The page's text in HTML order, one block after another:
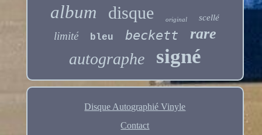
album disque original scellé
limité bleu beckett rare
autographe signé
Disque Autographié Vinyle
Contact